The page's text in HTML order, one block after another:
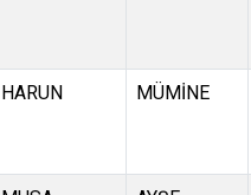
HARUN MÜMİNE